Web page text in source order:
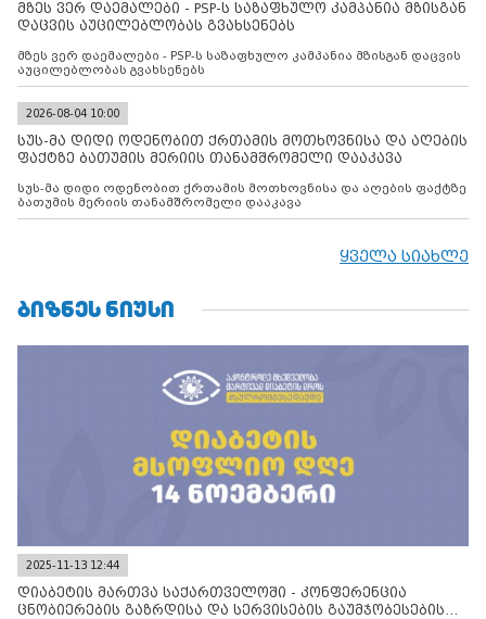
მზეს ვერ დაემალები - PSP-ს საზაფხულო კამპანია მზისგან
დაცვის აუცილებლობას გვახსენებს
მზეს ვერ დაემალები - PSP-ს საზაფხულო კამპანია მზისგან დაცვის
აუცილებლობას გვახსენებს
2026-08-04 10:00
სუს-მა დიდი ოდენობით ქრთამის მოთხოვნისა და აღების
ფაქტზე ბათუმის მერიის თანამშრომელი დააკავა
სუს-მა დიდი ოდენობით ქრთამის მოთხოვნისა და აღების ფაქტზე
ბათუმის მერიის თანამშრომელი დააკავა
ყველა სიახლე
ᲑᲘᲖᲜᲔᲡ ᲜᲘᲣᲡᲘ
2025-11-13 12:44
დიაბეტის მართვა საქართველოში - კონფერენცია
ცნობიერების გაზრდისა და სერვისების გაუმჯობესების